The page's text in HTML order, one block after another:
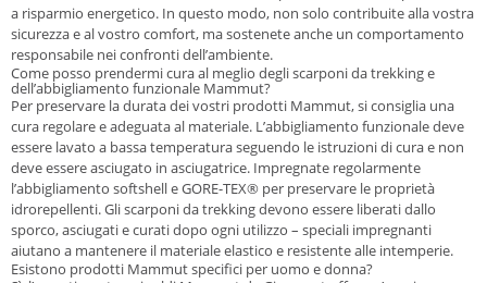
a risparmio energetico. In questo modo, non solo contribuite alla vostra
sicurezza e al vostro comfort, ma sostenete anche un comportamento
responsabile nei confronti dell’ambiente.
Come posso prendermi cura al meglio degli scarponi da trekking e
dell’abbigliamento funzionale Mammut?
Per preservare la durata dei vostri prodotti Mammut, si consiglia una
cura regolare e adeguata al materiale. L’abbigliamento funzionale deve
essere lavato a bassa temperatura seguendo le istruzioni di cura e non
deve essere asciugato in asciugatrice. Impregnate regolarmente
l’abbigliamento softshell e GORE-TEX® per preservare le proprietà
idrorepellenti. Gli scarponi da trekking devono essere liberati dallo
sporco, asciugati e curati dopo ogni utilizzo – speciali impregnanti
aiutano a mantenere il materiale elastico e resistente alle intemperie.
Esistono prodotti Mammut specifici per uomo e donna?